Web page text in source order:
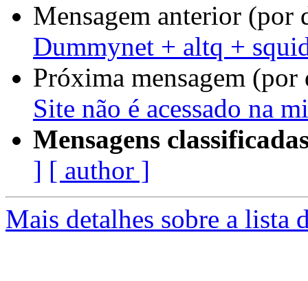
Mensagem anterior (por
Dummynet + altq +
Próxima mensagem
Site não é acessado na
Mensagens
] [ author ]
Mais detalhes sobre a lista